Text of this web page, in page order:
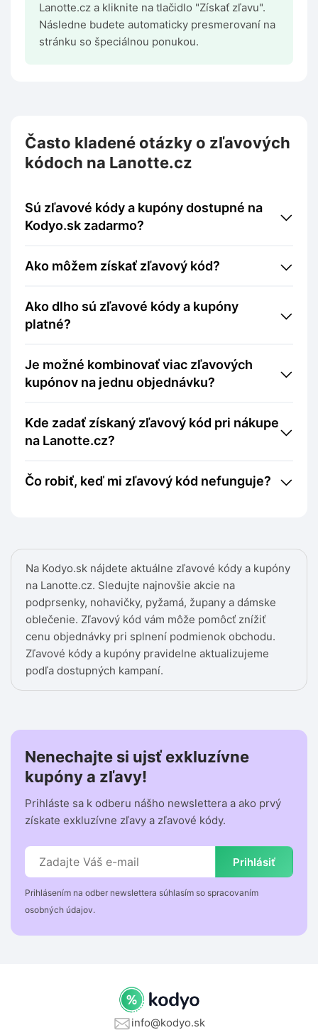
Na Kodyo.sk nájdete aktuálne zľavové kódy a kupóny
na Lanotte.cz. Sledujte najnovšie akcie na
podprsenky, nohavičky, pyžamá, župany a dámske
oblečenie. Zľavový kód vám môže pomôcť znížiť
cenu objednávky pri splnení podmienok obchodu.
Zľavové kódy a kupóny pravidelne aktualizujeme
podľa dostupných kampaní.
Lanotte.cz a kliknite na tlačidlo "Získať zľavu".
Následne budete automaticky presmerovaní na
stránku so špeciálnou ponukou.
Často kladené otázky o zľavových
kódoch na Lanotte.cz
Sú zľavové kódy a kupóny dostupné na
Kodyo.sk zadarmo?
Ako môžem získať zľavový kód?
Ako dlho sú zľavové kódy a kupóny
platné?
Je možné kombinovať viac zľavových
kupónov na jednu objednávku?
Kde zadať získaný zľavový kód pri nákupe
na Lanotte.cz?
Čo robiť, keď mi zľavový kód nefunguje?
Nenechajte si ujsť exkluzívne
kupóny a zľavy!
Prihláste sa k odberu nášho newslettera a ako prvý
získate exkluzívne zľavy a zľavové kódy.
Prihlásiť
Prihlásením na odber newslettera súhlasím so spracovaním
osobných údajov.
info@kodyo.sk